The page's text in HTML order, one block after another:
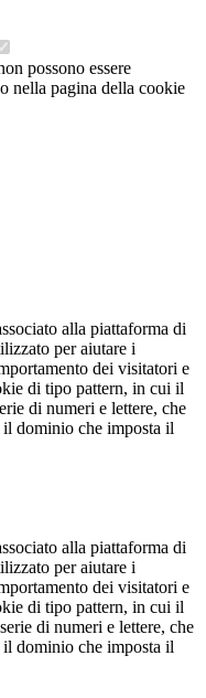
possono essere
nella pagina della cookie
alla piattaforma di
per aiutare i
dei visitatori e
di tipo pattern, in cui il
di numeri e lettere, che
dominio che imposta il
alla piattaforma di
per aiutare i
dei visitatori e
di tipo pattern, in cui il
di numeri e lettere, che
dominio che imposta il